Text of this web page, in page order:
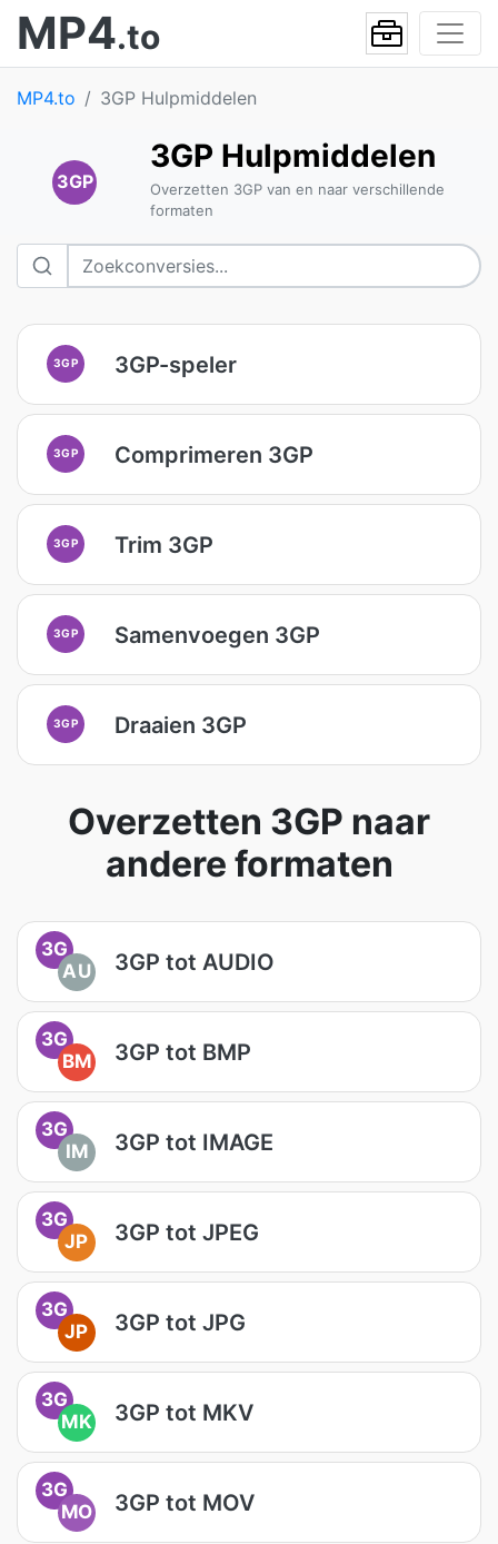
MP4.to
MP4.to 3GP Hulpmiddelen
3GP
3GP Hulpmiddelen
Overzetten 3GP van en naar verschillende
formaten
3GP 3GP-speler
3GP Comprimeren 3GP
3GP Trim 3GP
3GP Samenvoegen 3GP
3GP Draaien 3GP
Overzetten 3GP naar
andere formaten
3G
AU
3GP tot AUDIO
3G
BM
3GP tot BMP
3G
IM
3GP tot IMAGE
3G
JP
3GP tot JPEG
3G
JP
3GP tot JPG
3G
MK
3GP tot MKV
3G
MO
3GP tot MOV